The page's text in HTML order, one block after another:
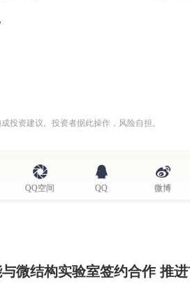
投资建议。投资者据此操作，风险自担。
QQ空间 QQ 微博
微结构实验室签约合作 推